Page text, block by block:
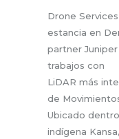
Drone
estancia en
partner
trabajos con
LiDAR más
de
Ubicado
indígena